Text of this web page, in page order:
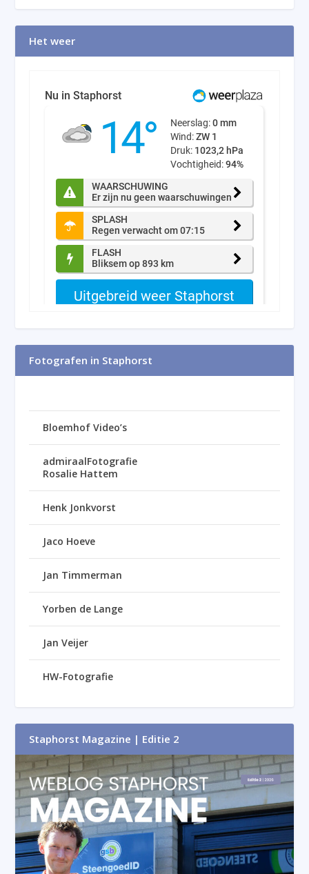
Het weer
Fotografen in Staphorst
Bloemhof Video’s
admiraalFotografie
Rosalie Hattem
Henk Jonkvorst
Jaco Hoeve
Jan Timmerman
Yorben de Lange
Jan Veijer
HW-Fotografie
Staphorst Magazine | Editie 2